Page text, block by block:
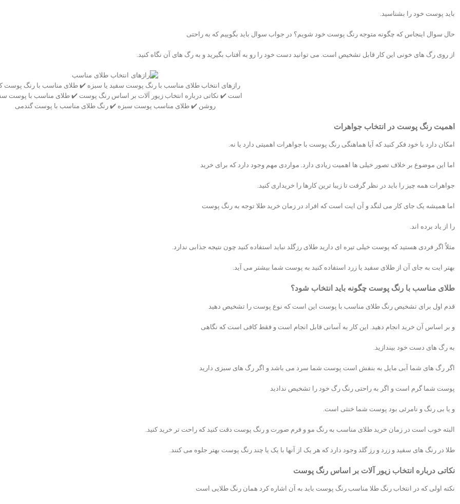
باید پوست خود را بشناسید.
حال سوال اینجاس که چگونه متوجه رنگ پوست خود شویم؟ در جواب سوال باید بگوییم که به راحتی
از روی رگ های خونی این کار قابل تشخیص است. می توانید دست خود را رو به آفتاب بگیرید و به رگ های آن نگاه کنید.
رازهای انتخاب طلای مناسب با رنگ پوست سفید یا سبزه ✔️ طلای مناسب با رنگ پوست
است ✔️ نکاتی درباره انتخاب زیور آلات بر اساس رنگ پوست ✔️ طلای مناسب با پوست
روشن ✔️ طلای مناسب پوست سبزه ✔️ رنگ طلای مناسب با پوست گندمی
اهمیت رنگ پوست در انتخاب جواهرات
امکان دارد با خود فکر کنید که آیا هماهنگی رنگ پوست با جواهرات اهمیتی دارد یا نه.
اما این موضوع بر خلاف تصور خیلی ها اهمیت زیادی دارد. مواردی مهم وجود دارد که برای خرید
جواهرات همه چیز را باید در نظر گرفت تا زیبا ترین کارها را خریداری کنید.
اما همیشه یک جای کار می لنگد و آن ایت است که افراد در زمان خرید طلا توجه به رنگ پوست
را از یاد برده اند.
مثلاٌ اگر فردی هستید که پوست خیلی تیره ای دارید طلای رزگلد نباید استفاده کنید چون نتیجه جذابی ندارد.
بهتر ایت به جای آن از طلای سفید یا زرد استفاده کنید به پوست شما بیشتر می آید.
طلای مناسب با رنگ پوست چگونه باید انتخاب شود؟
قدم اول برای تشخیص رنگ طلای مناسب با پوست این است که نوع پوست را تشخیص دهید
و بر اساس آن خرید انجام دهید. این کار به آسانی قابل انجام است و فقط کافی است که نگاهی
به رگ های دست خود بیندازید.
اگر رگ های شما آبی مایل به بنفش است پوست شما سرد می باشد و اگر رگ های سبزی دارید
پوست شما گرم است و اگر به راحتی رنگ رگ خود را تشخیص ندادید
و یا بی رنگ و نامرئی بود پوست شما خنثی است.
البته خوب است در زمان خرید طلای مناسب به رنگ مو و فرم صورت و رنگ پوست دقت کنید که راحت تر خرید کنید.
طلا در رنگ های سفید و زرد و رز گلد وجود دارد که هر یک از آنها با یک یا چند رنگ پوست بهتر جلوه می کنند.
نکاتی درباره انتخاب زیور آلات بر اساس رنگ پوست
نکته اولی که در انتخاب رنگ طلا مناسب رنگ پوست باید به آن اشاره کرد همان رنگ طلایی است